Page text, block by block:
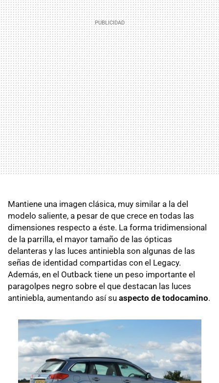
Mantiene una imagen clásica, muy similar a la del
modelo saliente, a pesar de que crece en todas las
dimensiones respecto a éste. La forma tridimensional
de la parrilla, el mayor tamaño de las ópticas
delanteras y las luces antiniebla son algunas de las
señas de identidad compartidas con el Legacy.
Además, en el Outback tiene un peso importante el
paragolpes negro sobre el que destacan las luces
antiniebla, aumentando así su aspecto de todocamino.